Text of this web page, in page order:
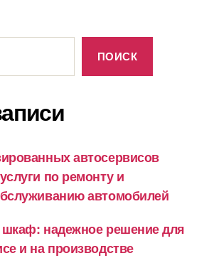
ПОИСК
автосервисов
по ремонту и
автомобилей
шкаф: надежное решение для
и на производстве